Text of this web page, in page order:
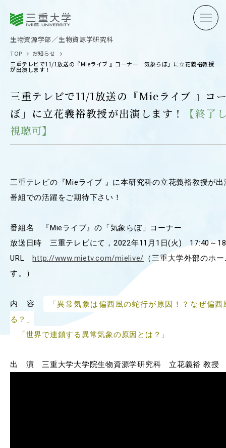
生物資源学部 生物資源学研究科
受験生の方へ 在学生
卒業生の方へ 企業・
OPEN CAMPUS
OUR OPEN
学問探求セミナー
学生研究紹介・
インタビュー
学部概要
TOP
お知らせ
三重テレビで11/1放送の『Mieライブ 』コーナー「気象らぼ」に立花義裕教授
が出演します！
三重テレビで11/1放送の『Mieライブ 』コ
ぼ」に立花義裕教授が出演します！
【終了
視聴可】
三重テレビの『Mieライブ 』に本研究科の立花義裕教授が
番組での活躍をご期待下さい！
番組名 『Mieライブ』の「気象らぼ」コーナー
放送日時 三重テレビにて，2022年11月1日(火) 17:40～
URLhttp://www.mietv.com/mielive/ （三重大学外部のホ
す。）
内 容
「異常気象は偏西風の蛇行が原因！？なぜ偏
る？」
「世界で連鎖する異常気象の原因とは？」
出 演 三重大学大学院生物資源学研究科 立花義裕 教授